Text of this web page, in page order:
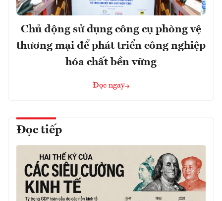
Chủ động sử dụng công cụ phòng vệ
thương mại để phát triển công nghiệp
hóa chất bền vững
Đọc ngay
Đọc tiếp